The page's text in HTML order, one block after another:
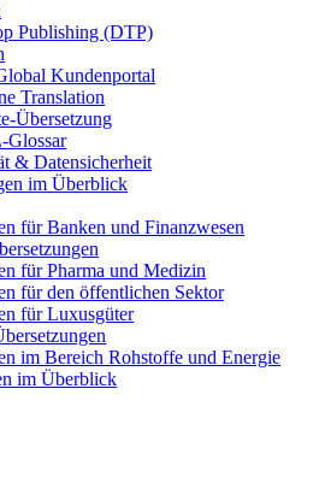
Publishing (DTP)
Kundenportal
Translation
Übersetzung
Glossar
& Datensicherheit
im Überblick
für Banken und Finanzwesen
für Pharma und Medizin
für den öffentlichen Sektor
für Luxusgüter
im Bereich Rohstoffe und Energie
im Überblick